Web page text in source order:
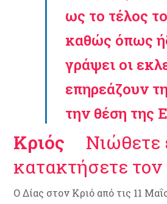
ως το τέλος
καθώς όπως
γράψει οι
επηρεάζουν
την θέση της
Κριός
Νιώθετε
κατακτήσετε
Ο Δίας στον Κριό από τις 11